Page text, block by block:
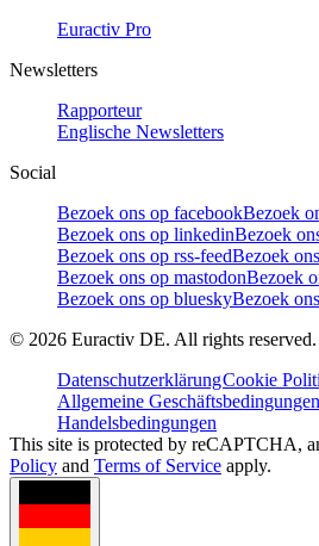
Euractiv Pro
Newsletters
Rapporteur
Englische Newsletters
Social
Bezoek ons op facebookBezoek
Bezoek ons op linkedinBezoek
Bezoek ons op rss-feedBezoek
Bezoek ons op mastodonBezoek
Bezoek ons op blueskyBezoek
© 2026 Euractiv DE. All rights reserved.
DatenschutzerklärungCookie
Allgemeine Geschäftsbedingungen
Handelsbedingungen
This site is protected by reCAPTCHA,
Policy and Terms of Service apply.